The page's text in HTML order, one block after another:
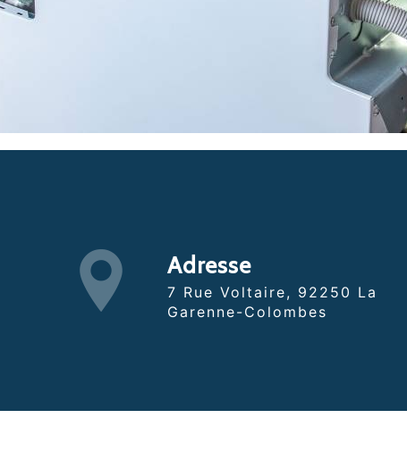
Adresse
7 Rue Voltaire, 92250 La
Garenne-Colombes